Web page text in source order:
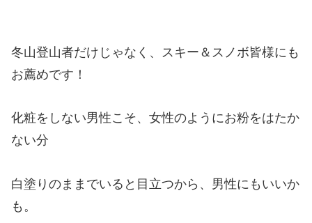
冬山登山者だけじゃなく、スキー＆スノボ皆様にも
お薦めです！
化粧をしない男性こそ、女性のようにお粉をはたか
ない分
白塗りのままでいると目立つから、男性にもいいか
も。